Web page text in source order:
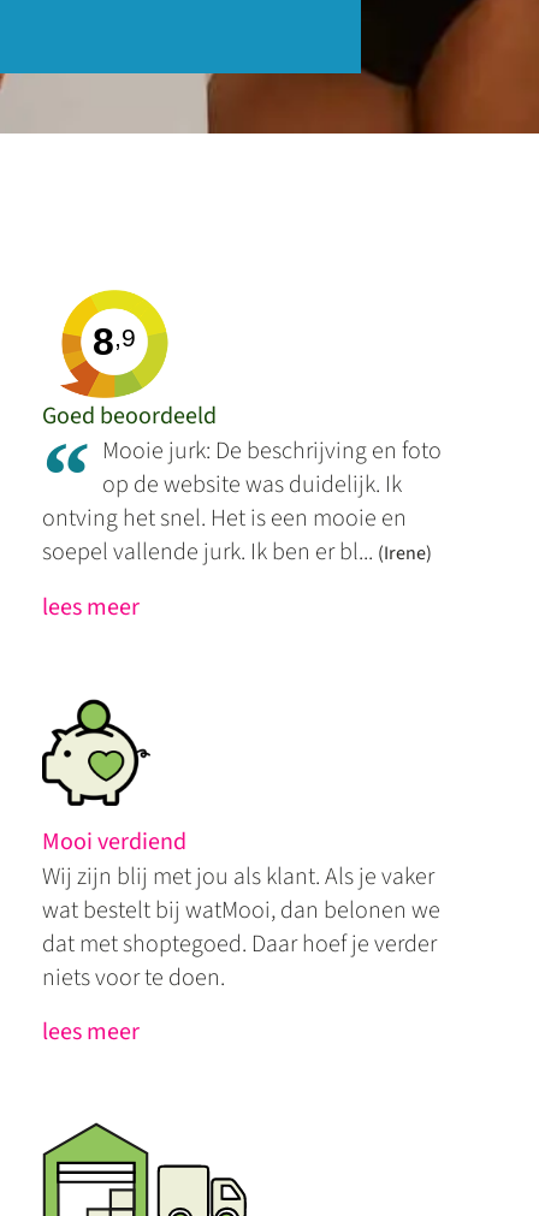
8,9
Goed beoordeeld
“ Mooie jurk: De beschrijving en foto
op de website was duidelijk. Ik
ontving het snel. Het is een mooie en
soepel vallende jurk. Ik ben er bl... (Irene)
lees meer
Mooi verdiend
Wij zijn blij met jou als klant. Als je vaker
wat bestelt bij watMooi, dan belonen we
dat met shoptegoed. Daar hoef je verder
niets voor te doen.
lees meer